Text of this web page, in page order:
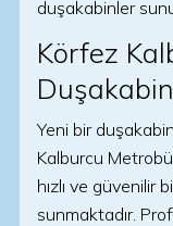
duşakabinler
Körfez
Yeni bir
Kalburcu
hızlı ve güvenilir
sunmaktadır.